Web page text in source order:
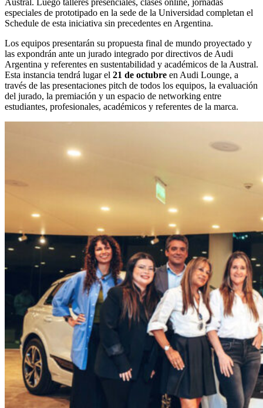
Austral. Luego talleres presenciales, clases online, jornadas
especiales de prototipado en la sede de la Universidad completan el
Schedule de esta iniciativa sin precedentes en Argentina.
Los equipos presentarán su propuesta final de mundo proyectado y
las expondrán ante un jurado integrado por directivos de Audi
Argentina y referentes en sustentabilidad y académicos de la Austral.
Esta instancia tendrá lugar el 21 de octubre en Audi Lounge, a
través de las presentaciones pitch de todos los equipos, la evaluación
del jurado, la premiación y un espacio de networking entre
estudiantes, profesionales, académicos y referentes de la marca.